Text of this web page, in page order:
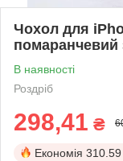
Чохол для
помаранчевий
В наявності
Роздріб
298,41 ₴
Економія